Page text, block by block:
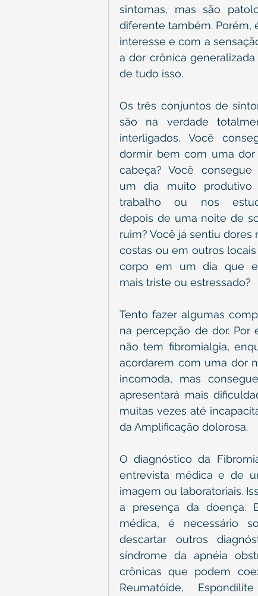
sintomas, mas são
diferente também. Porém,
interesse e com a
a dor crônica
de tudo isso.
Os três conjuntos de
são na verdade
interligados. Você
dormir bem com uma dor
cabeça? Você consegue
um dia muito produtivo
trabalho ou nos
depois de uma noite de
ruim? Você já sentiu dores
costas ou em outros
corpo em um dia que
mais triste ou estressado?
Tento fazer algumas
na percepção de dor. Por
não tem fibromialgia,
acordarem com uma dor
incomoda, mas
apresentará mais
muitas vezes até
da Amplificação dolorosa.
O diagnóstico da
entrevista médica e de
imagem ou laboratoriais.
a presença da doença.
médica, é necessário
descartar outros
síndrome da apnéia
crônicas que podem
Reumatóide,